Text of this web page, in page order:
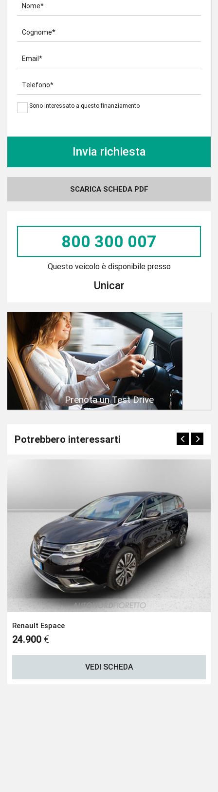
Nome*
Cognome*
Email*
Telefono*
Sono interessato a questo finanziamento
SCARICA SCHEDA PDF
800 300 007
Questo veicolo è disponibile presso
Unicar
Prenota un Test Drive
Potrebbero interessarti
Renault Espace
24.900 €
VEDI SCHEDA